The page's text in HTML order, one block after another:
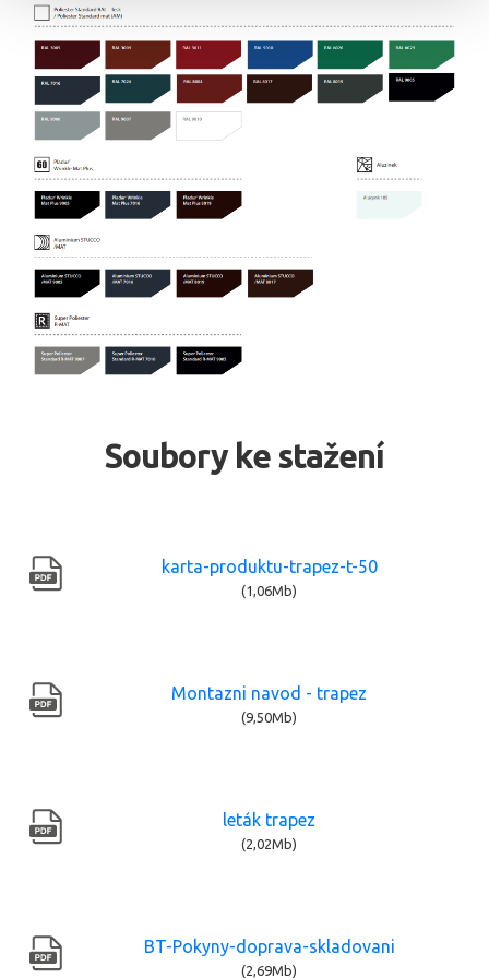
Soubory ke stažení
karta-produktu-trapez-t-50
(1,06Mb)
Montazni navod - trapez
(9,50Mb)
leták trapez
(2,02Mb)
BT-Pokyny-doprava-skladovani
(2,69Mb)